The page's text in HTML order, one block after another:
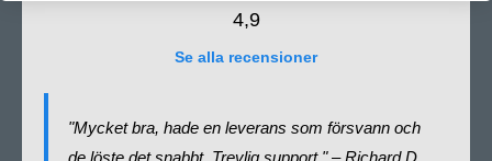
4,9
Se alla recensioner
"Mycket bra, hade en leverans som försvann och
de löste det snabbt. Trevlig support." – Richard D.